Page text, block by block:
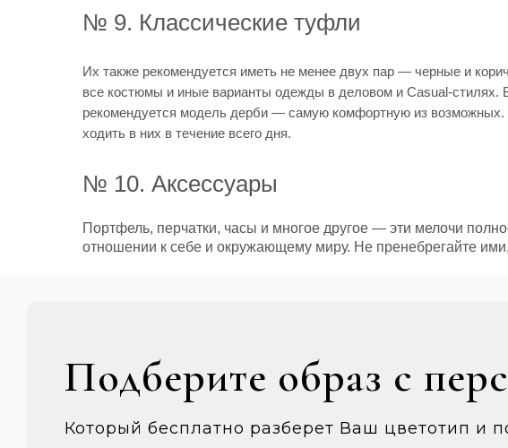
№ 9. Классические туфли
Их также рекомендуется иметь не менее двух пар — черные и
все костюмы и иные варианты одежды в деловом и Casual-стилях.
рекомендуется модель дерби — самую комфортную из возможных.
ходить в них в течение всего дня.
№ 10. Аксессуары
Портфель, перчатки, часы и многое другое — эти мелочи
отношении к себе и окружающему миру. Не пренебрегайте
Подберите образ с
Который бесплатно разберет Ваш цветотип и